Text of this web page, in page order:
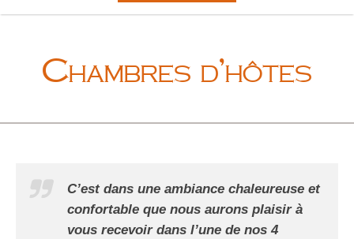
Chambres d’hôtes
C’est dans une ambiance chaleureuse et
confortable que nous aurons plaisir à
vous recevoir dans l’une de nos 4